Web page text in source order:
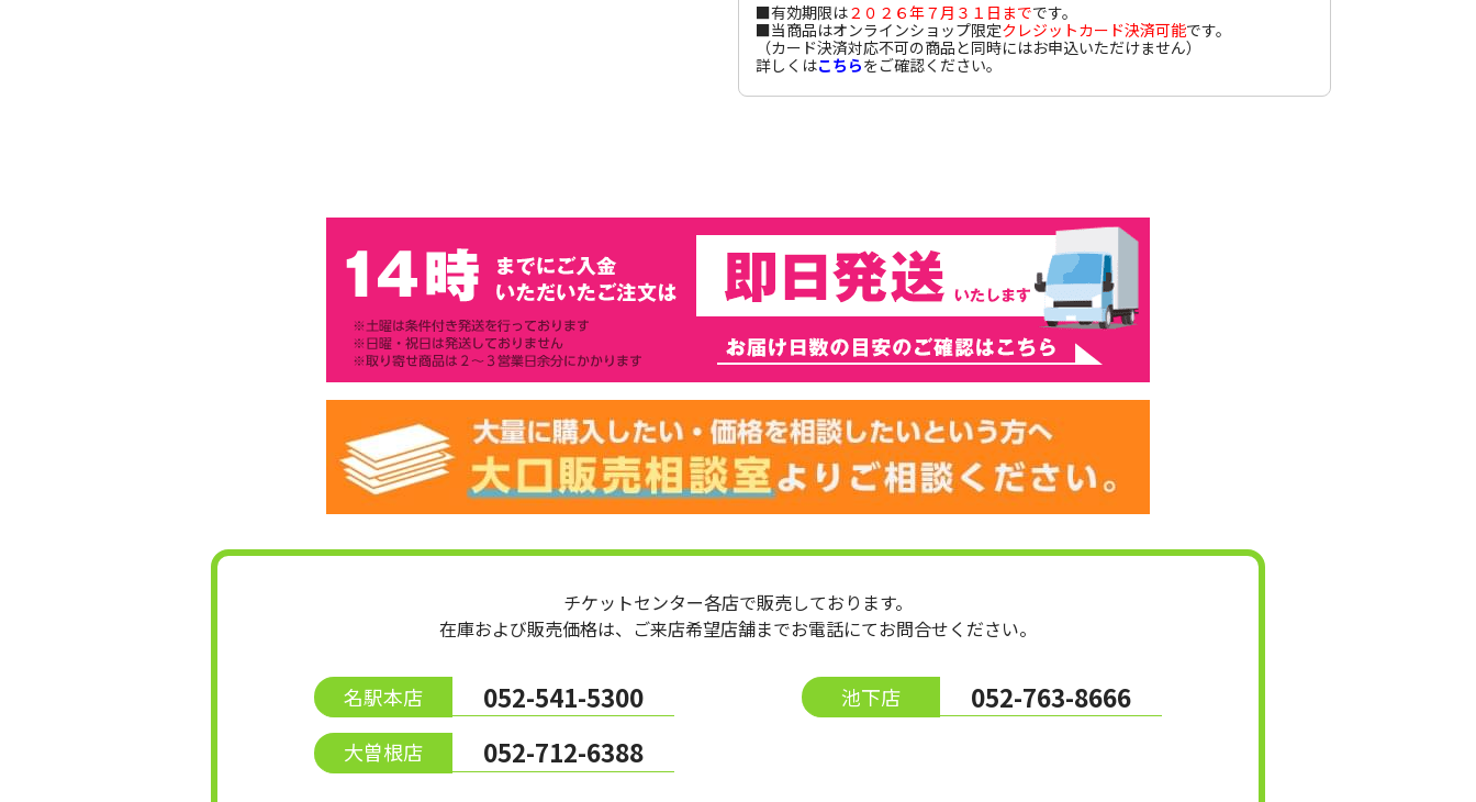
■有効期限は２０２６年７月３１日までです。
■当商品はオンラインショップ限定クレジットカード決済可能です。
（カード決済対応不可の商品と同時にはお申込いただけません）
詳しくはこちらをご確認ください。
チケットセンター各店で販売しております。
在庫および販売価格は、ご来店希望店舗までお電話にてお問合せください。
名駅本店 052-541-5300 池下店 052-763-8666
大曽根店 052-712-6388